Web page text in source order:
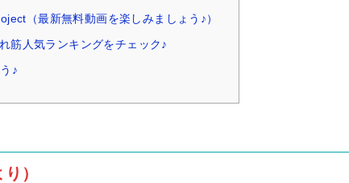
（最新無料動画を楽しみましょう♪）
筋人気ランキングをチェック♪
♪
）